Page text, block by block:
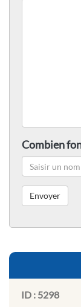
Combien
ID : 5298